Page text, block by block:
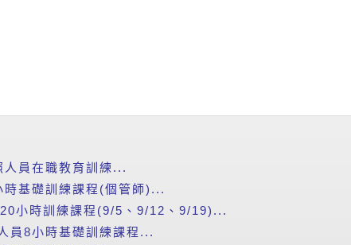
員在職教育訓練...
時基礎訓練課程(個管師)...
小時訓練課程(9/5、9/12、9/19)...
員8小時基礎訓練課程...